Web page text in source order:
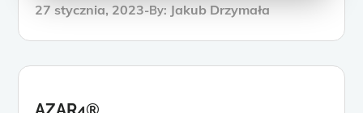
27 stycznia, 2023 By: Jakub Drzymała